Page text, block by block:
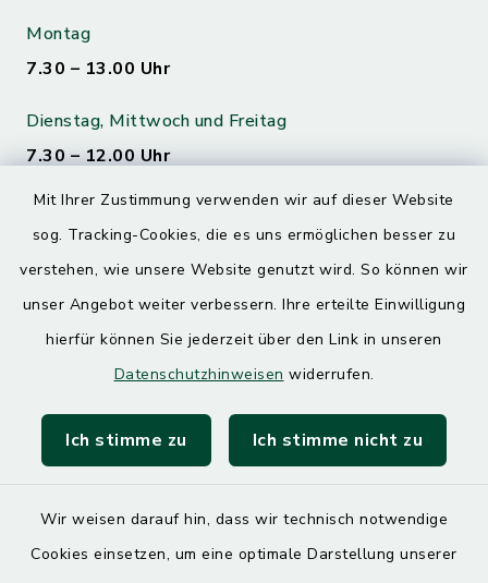
Mit Ihrer Zustimmung verwenden wir auf dieser Website
sog. Tracking-Cookies, die es uns ermöglichen besser zu
verstehen, wie unsere Website genutzt wird. So können wir
unser Angebot weiter verbessern. Ihre erteilte Einwilligung
hierfür können Sie jederzeit über den Link in unseren
Datenschutzhinweisen widerrufen.
Ich stimme zu Ich stimme nicht zu
Wir weisen darauf hin, dass wir technisch notwendige
Cookies einsetzen, um eine optimale Darstellung unserer
Montag
7.30 – 13.00 Uhr
Dienstag, Mittwoch und Freitag
7.30 – 12.00 Uhr
Donnerstag
7.30 – 12.00 Uhr
13.00 – 17.30 Uhr
Quicklinks
SoNNe e. V.